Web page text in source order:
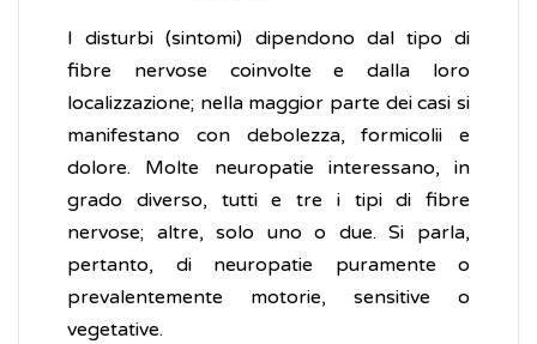
I disturbi (sintomi) dipendono dal tipo di
fibre nervose coinvolte e dalla loro
localizzazione; nella maggior parte dei casi si
manifestano con debolezza, formicolii e
dolore. Molte neuropatie interessano, in
grado diverso, tutti e tre i tipi di fibre
nervose; altre, solo uno o due. Si parla,
pertanto, di neuropatie puramente o
prevalentemente motorie, sensitive o
vegetative.